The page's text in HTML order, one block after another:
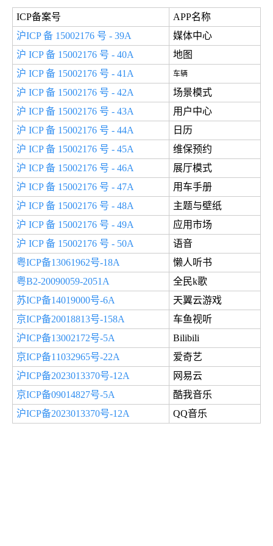
ICP备案号
APP名称
沪ICP 备 15002176 号 - 39A
媒体中心
沪 ICP 备 15002176 号 - 40A
地图
沪 ICP 备 15002176 号 - 41A
车辆
沪 ICP 备 15002176 号 - 42A
场景模式
沪 ICP 备 15002176 号 - 43A
用户中心
沪 ICP 备 15002176 号 - 44A
日历
沪 ICP 备 15002176 号 - 45A
维保预约
沪 ICP 备 15002176 号 - 46A
展厅模式
沪 ICP 备 15002176 号 - 47A
用车手册
沪 ICP 备 15002176 号 - 48A
主题与壁纸
沪 ICP 备 15002176 号 - 49A
应用市场
沪 ICP 备 15002176 号 - 50A
语音
粤ICP备13061962号-18A
懒人听书
粤B2-20090059-2051A
全民k歌
苏ICP备14019000号-6A
天翼云游戏
京ICP备20018813号-158A
车鱼视听
沪ICP备13002172号-5A
Bilibili
京ICP备11032965号-22A
爱奇艺
沪ICP备2023013370号-12A
网易云
京ICP备09014827号-5A
酷我音乐
沪ICP备2023013370号-12A
QQ音乐